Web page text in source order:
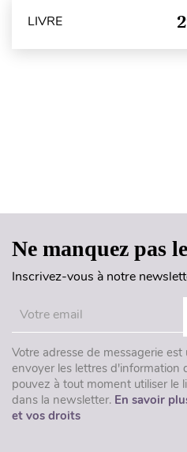
LIVRE
Ne manquez pas
Inscrivez-vous à notre
Votre adresse de messagerie
envoyer les lettres d'information
pouvez à tout moment utiliser le
dans la newsletter. En savoir
et vos droits